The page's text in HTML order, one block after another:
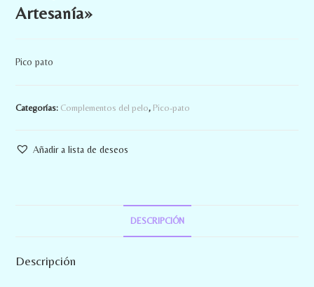
Artesanía»
Pico pato
Categorías: Complementos del pelo, Pico-pato
Añadir a lista de deseos
DESCRIPCIÓN
Descripción